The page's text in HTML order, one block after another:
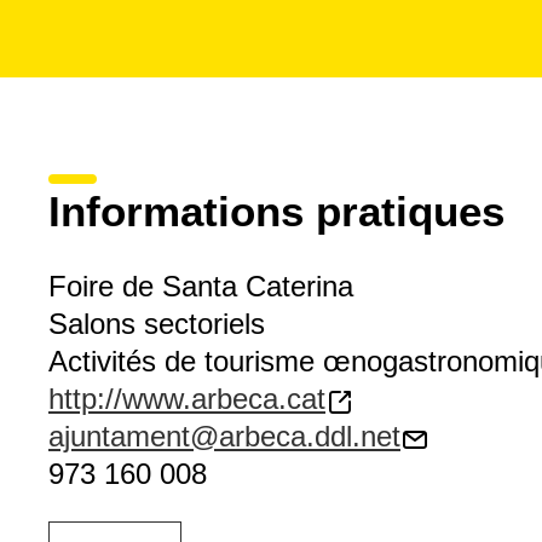
Informations pratiques
Foire de Santa Caterina
Salons sectoriels
Activités de tourisme
http://www.arbeca.cat
ajuntament@arbeca.ddl.net
973 160 008